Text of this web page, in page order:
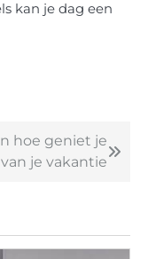
kan je dag een
hoe geniet je
van je vakantie